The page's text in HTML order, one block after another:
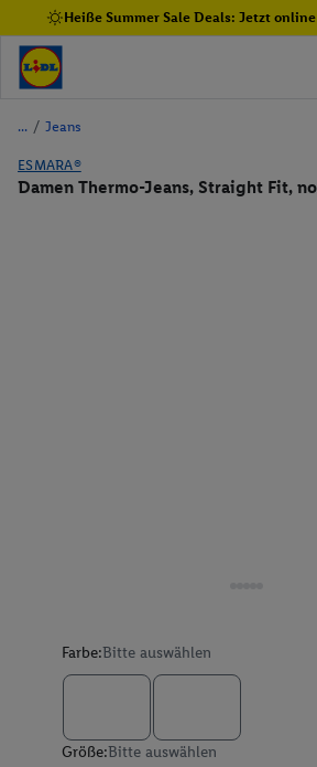
Heiße Summer Sale Deals: Jetzt
/ Jeans
ESMARA®
Damen Thermo-Jeans, Straight Fit,
Farbe:Bitte auswählen
Größe:Bitte auswählen